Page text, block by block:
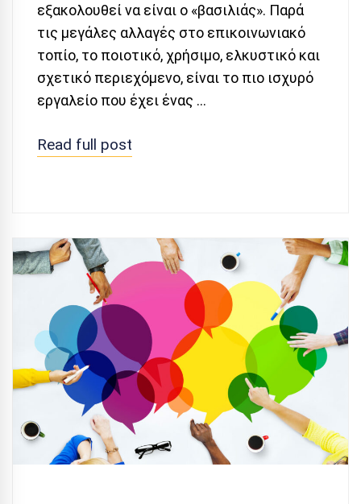
εξακολουθεί να είναι ο «βασιλιάς». Παρά
τις μεγάλες αλλαγές στο επικοινωνιακό
τοπίο, το ποιοτικό, χρήσιμο, ελκυστικό και
σχετικό περιεχόμενο, είναι το πιο ισχυρό
εργαλείο που έχει ένας …
Read full post